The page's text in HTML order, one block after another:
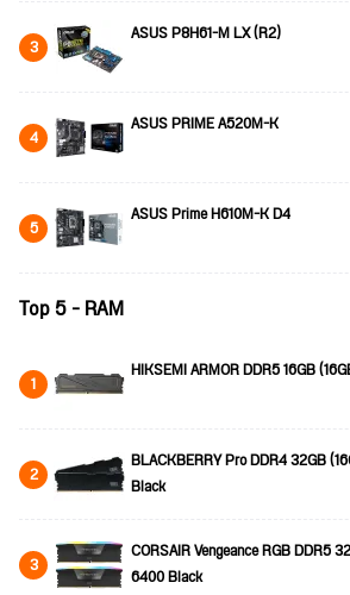
3 ASUS P8H61-M LX (R2)
4 ASUS PRIME A520M-K
5 ASUS Prime H610M-K D4
Top 5 - RAM
1 HIKSEMI ARMOR DDR5 16GB
2
BLACKBERRY Pro DDR4 32GB
Black
3
CORSAIR Vengeance RGB DDR5
6400 Black